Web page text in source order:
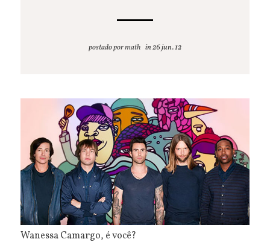
postado pormath 26 jun. 12
Wanessa Camargo, é você?